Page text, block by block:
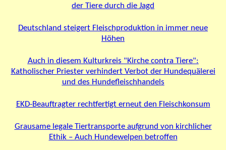
der Tiere durch die Jagd
Deutschland steigert Fleischproduktion in immer neue
Höhen
Auch in diesem Kulturkreis "Kirche contra Tiere":
Katholischer Priester verhindert Verbot der Hundequälerei
und des Hundefleischhandels
EKD-Beauftragter rechtfertigt erneut den Fleischkonsum
Grausame legale Tiertransporte aufgrund von kirchlicher
Ethik – Auch Hundewelpen betroffen